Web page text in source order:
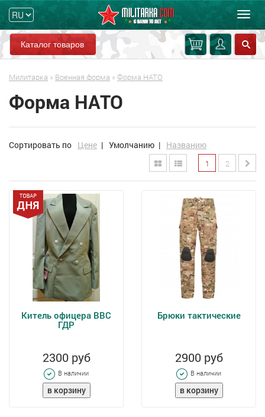
Каталог товаров
Милитарка » Военная форма » Форма НАТО
Форма НАТО
Сортировать по Цене | Умолчанию | Названию
1 2
Китель офицера ВВС
ГДР
2300 руб
В наличии
Брюки тактические
2900 руб
В наличии